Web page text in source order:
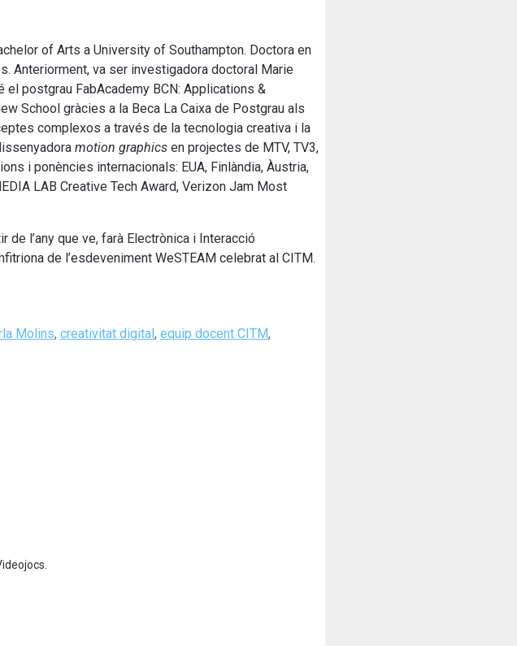
of Arts a University of Southampton. Doctora en
Anteriorment, va ser investigadora doctoral Marie
el postgrau FabAcademy BCN: Applications &
School gràcies a la Beca La Caixa de Postgrau als
complexos a través de la tecnologia creativa i la
motion graphics en projectes de MTV, TV3,
i ponències internacionals: EUA, Finlàndia, Àustria,
LAB Creative Tech Award, Verizon Jam Most
de l’any que ve, farà Electrònica i Interacció
de l’esdeveniment WeSTEAM celebrat al CITM.
Molins, creativitat digital, equip docent CITM,